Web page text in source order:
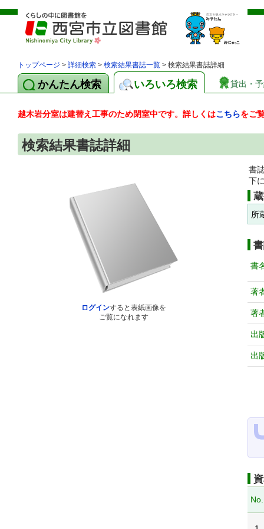
トップページ > 詳細検索 > 検索結果書誌一覧 > 検索結果書誌詳細
かんたん検索 いろいろ検索 貸出・
越木岩分室は建替え工事のため閉室中です。詳しくはこちらをご
検索結果書誌詳細
ログインすると表紙画像を
ご覧になれます
書
下
所
書
著
著
出
出
No.